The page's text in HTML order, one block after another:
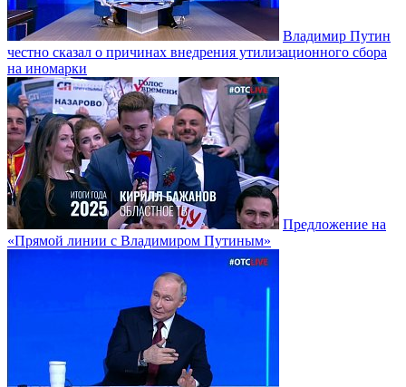
Владимир Путин
честно сказал о причинах внедрения утилизационного сбора
на иномарки
Предложение на
«Прямой линии с Владимиром Путиным»